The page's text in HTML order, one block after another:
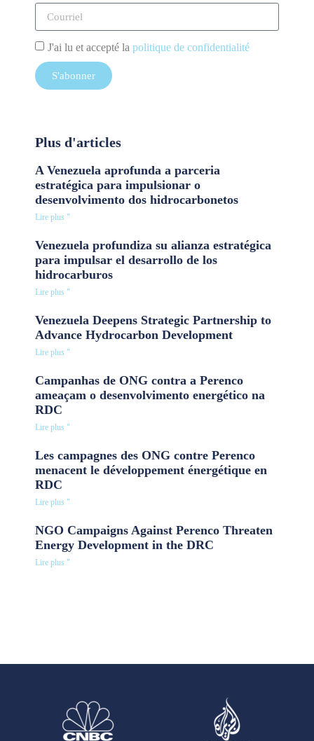
J'ai lu et accepté la politique de confidentialité
S'abonner
Plus d'articles
A Venezuela aprofunda a parceria
estratégica para impulsionar o
desenvolvimento dos hidrocarbonetos
Lire plus "
Venezuela profundiza su alianza estratégica
para impulsar el desarrollo de los
hidrocarburos
Lire plus "
Venezuela Deepens Strategic Partnership to
Advance Hydrocarbon Development
Lire plus "
Campanhas de ONG contra a Perenco
ameaçam o desenvolvimento energético na
RDC
Lire plus "
Les campagnes des ONG contre Perenco
menacent le développement énergétique en
RDC
Lire plus "
NGO Campaigns Against Perenco Threaten
Energy Development in the DRC
Lire plus "